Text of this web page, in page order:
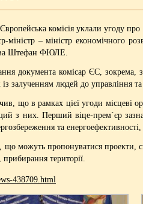
комісія уклали угоду
міністр – міністр економічного
Штефан ФЮЛЕ.
документа комісар ЄС,
із залученням людей до управління
що в рамках цієї угоди місцеві
з них. Перший віце-прем`єр
та
можуть пропонуватися проекти,
прибирання території.
438709.html